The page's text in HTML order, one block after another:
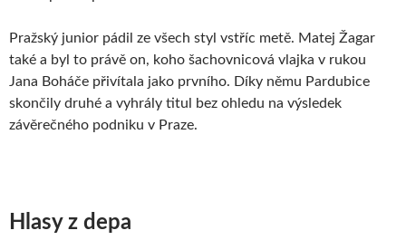
Pražský junior pádil ze všech styl vstříc metě. Matej Žagar
také a byl to právě on, koho šachovnicová vlajka v rukou
Jana Boháče přivítala jako prvního. Díky němu Pardubice
skončily druhé a vyhrály titul bez ohledu na výsledek
závěrečného podniku v Praze.
Hlasy z depa